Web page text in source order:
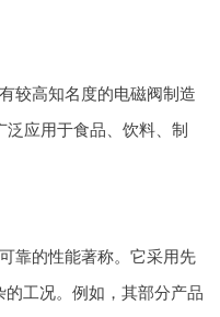
较高知名度的电磁阀制造
应用于食品、饮料、制
靠的性能著称。它采用先
工况。例如，其部分产品